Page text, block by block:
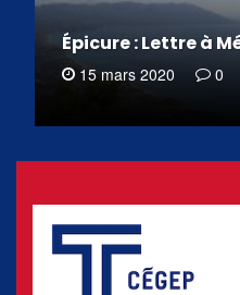
Épicure : Lettre à
15 mars 2020 0